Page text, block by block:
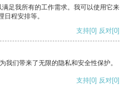
足我所有的工作需求。我可以使用它来
程安排等。
支持[0] 反对[0]
我们带来了无限的隐私和安全性保护。
支持[0] 反对[0]